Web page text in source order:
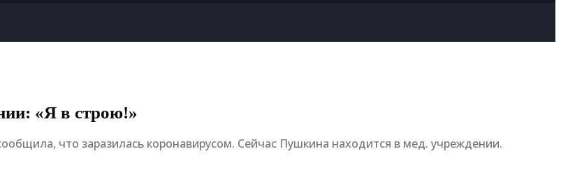
«Я в строю!»
что заразилась коронавирусом. Сейчас Пушкина находится в мед. учреждении.